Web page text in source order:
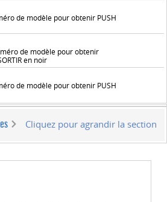
de modèle pour obtenir PUSH
de modèle pour obtenir
en noir
de modèle pour obtenir PUSH
Cliquez pour agrandir la section